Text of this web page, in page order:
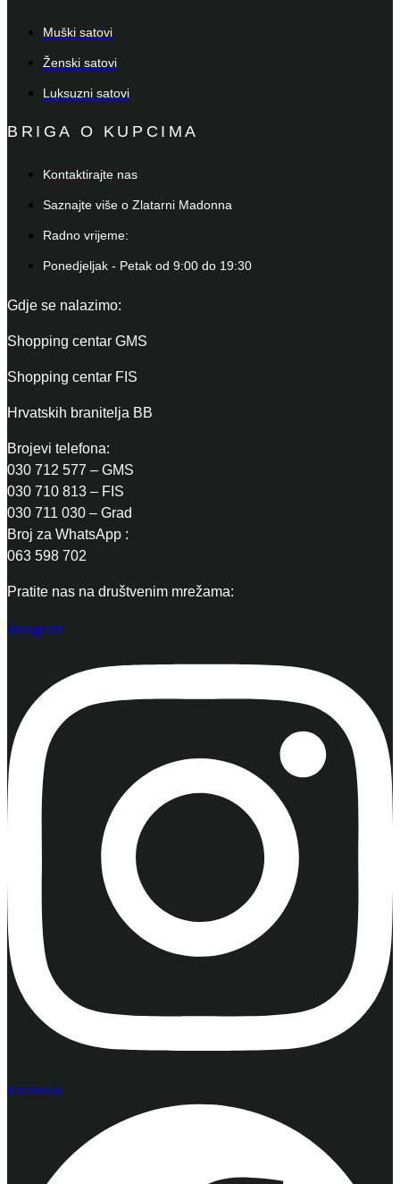
Muški satovi
Ženski satovi
Luksuzni satovi
BRIGA O KUPCIMA
Kontaktirajte nas
Saznajte više o Zlatarni Madonna
Radno vrijeme:
Ponedjeljak - Petak od 9:00 do 19:30
Gdje se nalazimo:
Shopping centar GMS
Shopping centar FIS
Hrvatskih branitelja BB
Brojevi telefona:
030 712 577 – GMS
030 710 813 – FIS
030 711 030 – Grad
Broj za WhatsApp :
063 598 702
Pratite nas na društvenim mrežama:
Instagram
Facebook